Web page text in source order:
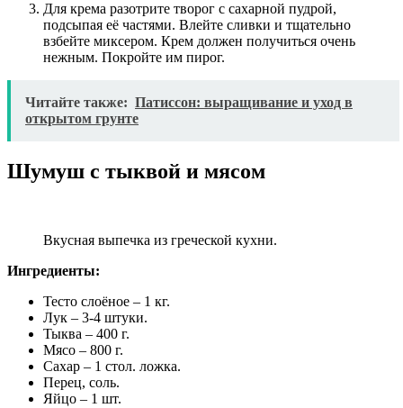
Для крема разотрите творог с сахарной пудрой,
подсыпая её частями. Влейте сливки и тщательно
взбейте миксером. Крем должен получиться очень
нежным. Покройте им пирог.
Читайте также: Патиссон: выращивание и уход в
открытом грунте
Шумуш с тыквой и мясом
Вкусная выпечка из греческой кухни.
Ингредиенты:
Тесто слоёное – 1 кг.
Лук – 3-4 штуки.
Тыква – 400 г.
Мясо – 800 г.
Сахар – 1 стол. ложка.
Перец, соль.
Яйцо – 1 шт.